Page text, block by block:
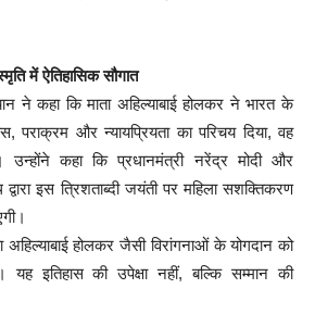
में ऐतिहासिक सौगात
ने कहा कि माता अहिल्याबाई होलकर ने भारत के
पराक्रम और न्यायप्रियता का परिचय दिया, वह
कहा कि प्रधानमंत्री नरेंद्र मोदी और
इस त्रिशताब्दी जयंती पर महिला सशक्तिकरण
अहिल्याबाई होलकर जैसी विरांगनाओं के योगदान को
यह इतिहास की उपेक्षा नहीं, बल्कि सम्मान की